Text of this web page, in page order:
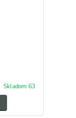
Skladom 63